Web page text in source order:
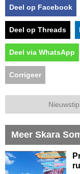
Deel op Facebook
Deel op Threads
Deel via WhatsApp
Corrigeer
Meer Skara